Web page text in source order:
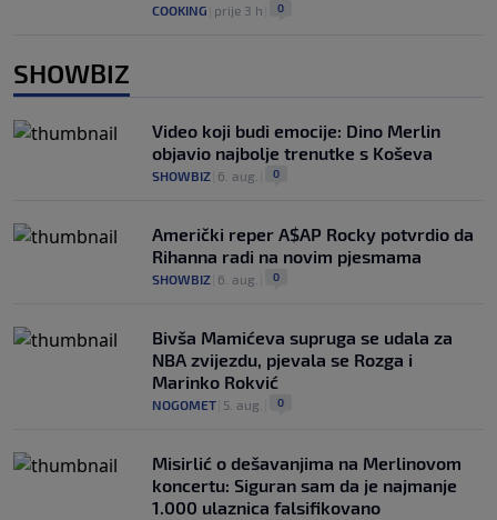
COOKING prije 3 h 0
SHOWBIZ
Video koji budi emocije: Dino Merlin
objavio najbolje trenutke s Koševa
SHOWBIZ 6. aug. 0
Američki reper A$AP Rocky potvrdio da
Rihanna radi na novim pjesmama
SHOWBIZ 6. aug. 0
Bivša Mamićeva supruga se udala za
NBA zvijezdu, pjevala se Rozga i
Marinko Rokvić
NOGOMET 5. aug. 0
Misirlić o dešavanjima na Merlinovom
koncertu: Siguran sam da je najmanje
1.000 ulaznica falsifikovano